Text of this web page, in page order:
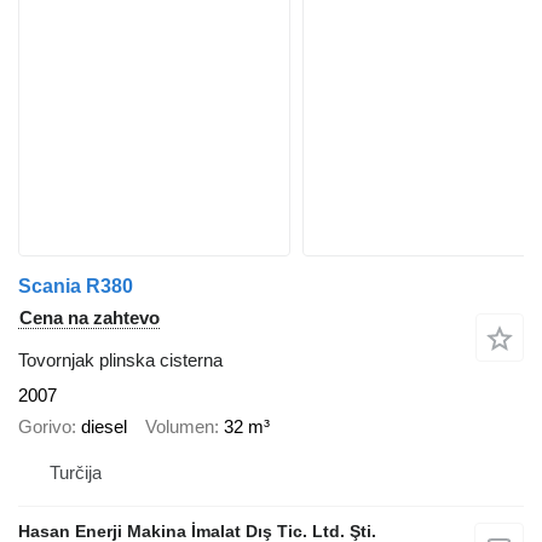
Scania R380
Cena na zahtevo
Tovornjak plinska cisterna
2007
Gorivo diesel Volumen 32 m³
Turčija
Hasan Enerji Makina İmalat Dış Tic. Ltd. Şti.